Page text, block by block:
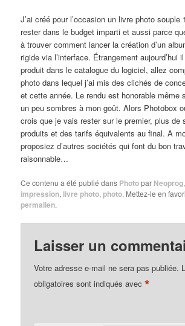
J’ai créé pour l’occasion un livre photo souple
rester dans le budget imparti et aussi parce
à trouver comment lancer la création d’un
rigide via l’interface. Étrangement aujourd’hui
produit dans le catalogue du logiciel, allez
photo dans lequel j’ai mis des clichés de
et cette année. Le rendu est honorable même
un peu sombres à mon goût. Alors Photobox
crois que je vais rester sur le premier, plus de
produits et des tarifs équivalents au final. A
proposiez d’autres sociétés qui font du bon
raisonnable…
Ce contenu a été publié dans Photopar Neoprog
impression, livre photo, photo. Mettez-le en
permalien.
Laisser un
Votre adresse e-mail ne sera pas publiée.
obligatoires sont indiqués avec*